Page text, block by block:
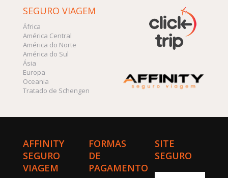
SEGURO VIAGEM
África
América Central
América do Norte
América do Sul
Ásia
Europa
Oceania
Tratado de Schengen
AFFINITY
SEGURO
VIAGEM
FORMAS
DE
PAGAMENTO
SITE
SEGURO